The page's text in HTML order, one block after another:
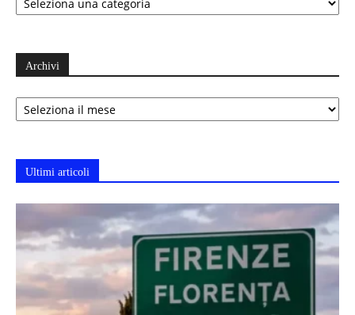
Archivi
Archivi
Ultimi articoli